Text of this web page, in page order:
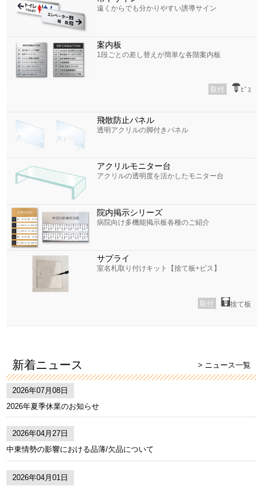
遠くからでも分かりやすい誘導サイン
案内板
1段ごとの差し替えが簡単な各階案内板
取付 ﾋﾞｽ
飛散防止パネル
透明アクリルの脚付きパネル
アクリルモニター台
アクリルの透明度を活かしたモニター台
院内掲示シリーズ
病院向け多機能掲示板各種のご紹介
サプライ
室名札取り付けキット【捨て板+ビス】
取付 捨て板
新着ニュース > ニュース一覧
2026年07月08日
2026年夏季休業のお知らせ
2026年04月27日
中東情勢の影響における品薄/欠品について
2026年04月01日